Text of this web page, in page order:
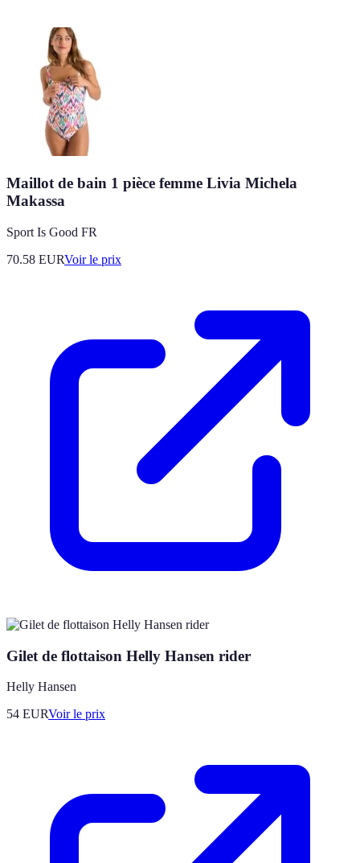
Maillot de bain 1 pièce femme Livia Michela
Makassa
Sport Is Good FR
70.58 EURVoir le prix
Gilet de flottaison Helly Hansen rider
Helly Hansen
54 EURVoir le prix